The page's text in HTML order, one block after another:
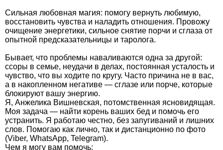
Сильная любовная магия: помогу вернуть любимую,
восстановить чувства и наладить отношения. Провожу
очищение энергетики, сильное снятие порчи и сглаза от
опытной предсказательницы и таролога.
Бывает, что проблемы наваливаются одна за другой:
ссоры в семье, неудачи в делах, постоянная усталость и
чувство, что вы ходите по кругу. Часто причина не в вас,
а в накопленном негативе — сглазе или порче, которые
блокируют вашу энергию.
Я, Анжелика Вишневская, потомственная ясновидящая.
Моя задача — найти корень ваших бед и помочь его
устранить. Я работаю честно, без запугиваний и лишних
слов. Помогаю как лично, так и дистанционно по фото
(Viber, WhatsApp, Telegram).
Чем я могу вам помочь: